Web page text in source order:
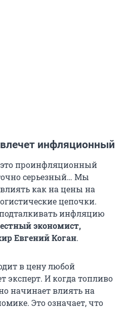
инфляционный
проинфляционный
серьезный… Мы
как на цены на
цепочки.
подталкивать инфляцию
экономист,
Евгений Коган.
в цену любой
эксперт. И когда топливо
начинает влиять на
Это означает, что